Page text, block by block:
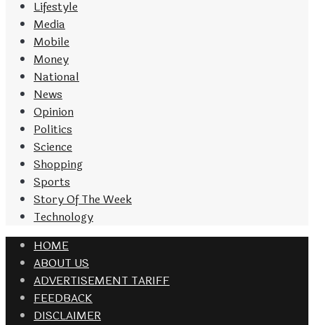
Lifestyle
Media
Mobile
Money
National
News
Opinion
Politics
Science
Shopping
Sports
Story Of The Week
Technology
HOME
ABOUT US
ADVERTISEMENT TARIFF
FEEDBACK
DISCLAIMER